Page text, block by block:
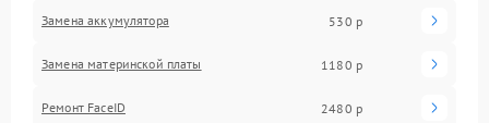
Замена аккумулятора 530 р
Замена материнской платы 1180 р
Ремонт FaceID 2480 р